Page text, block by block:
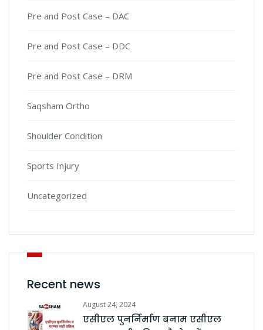
Pre and Post Case – DAC
Pre and Post Case – DDC
Pre and Post Case – DRM
Saqsham Ortho
Shoulder Condition
Sports Injury
Uncategorized
Recent news
August 24, 2024
एसीएल पुनर्निर्माण बनाम एसीएल